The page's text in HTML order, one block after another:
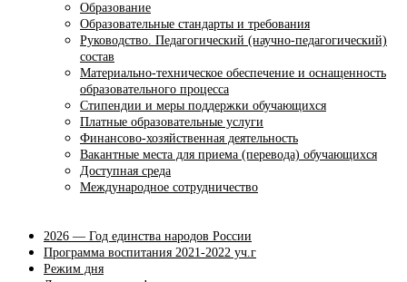
Образование
Образовательные стандарты и требования
Руководство. Педагогический (научно-педагогический)
состав
Материально-техническое обеспечение и оснащенность
образовательного процесса
Стипендии и меры поддержки обучающихся
Платные образовательные услуги
Финансово-хозяйственная деятельность
Вакантные места для приема (перевода) обучающихся
Доступная среда
Международное сотрудничество
2026 — Год единства народов России
Программа воспитания 2021-2022 уч.г
Режим дня